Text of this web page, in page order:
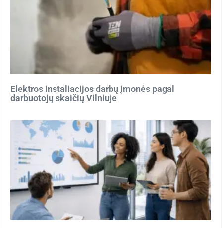
Elektros instaliacijos darbų įmonės pagal
darbuotojų skaičių Vilniuje